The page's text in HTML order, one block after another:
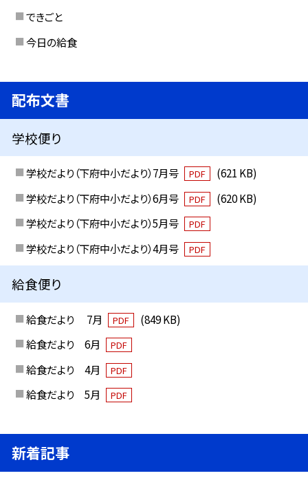
できごと
今日の給食
配布文書
学校便り
学校だより（下府中小だより）7月号 PDF
(621 KB)
学校だより（下府中小だより）6月号
PDF
(620 KB)
学校だより（下府中小だより）5月号
PDF
学校だより（下府中小だより）4月号 PDF
給食便り
給食だより 7月 PDF
(849 KB)
給食だより 6月
PDF
給食だより 4月 PDF
給食だより 5月 PDF
新着記事